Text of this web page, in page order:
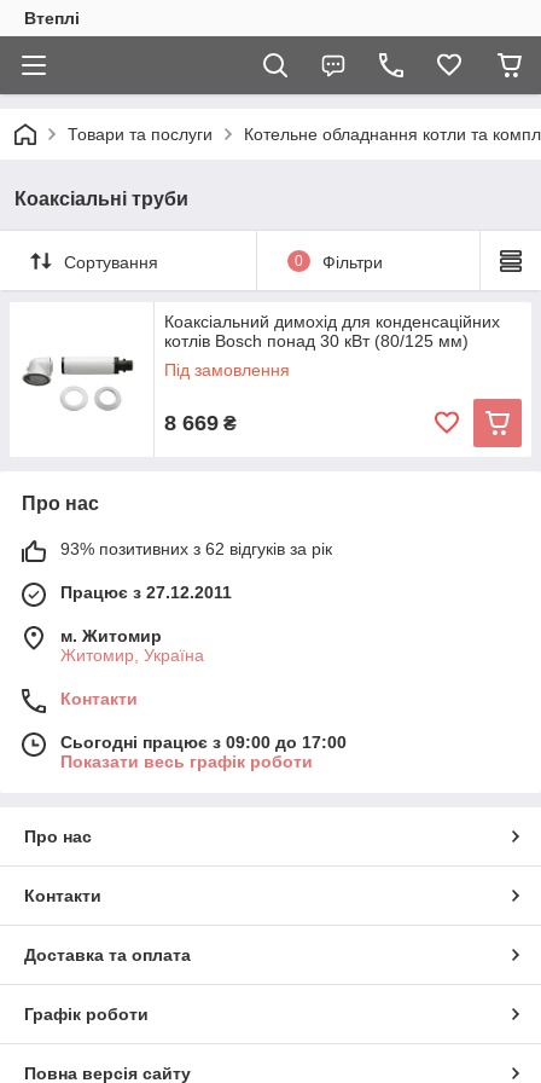
Втеплі
Товари та послуги Котельне обладнання котли та
Коаксіальні труби
Сортування 0 Фільтри
Коаксіальний димохід для конденсаційних
котлів Bosch понад 30 кВт (80/125 мм)
Під замовлення
8 669 ₴
Про нас
93% позитивних з 62 відгуків за рік
Працює з 27.12.2011
м. Житомир
Житомир, Україна
Контакти
Сьогодні працює з 09:00 до 17:00
Показати весь графік роботи
Про нас
Контакти
Доставка та оплата
Графік роботи
Повна версія сайту